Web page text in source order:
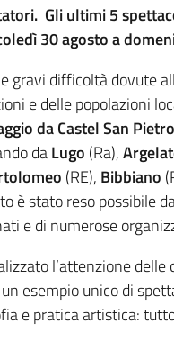
Gli ultimi 5
30 agosto a
gravi difficoltà dovute
e delle popolazioni
da Castel San
daLugo (Ra),
(RE), Bibbiano
è stato reso possibile
e di numerose
l’attenzione
un esempio unico di
e pratica artistica: